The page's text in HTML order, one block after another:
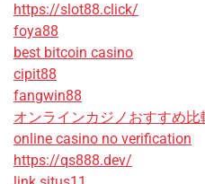
https://slot88.click/
foya88
best bitcoin casino
cipit88
fangwin88
オンラインカジノおすすめ比
online casino no verification
https://qs888.dev/